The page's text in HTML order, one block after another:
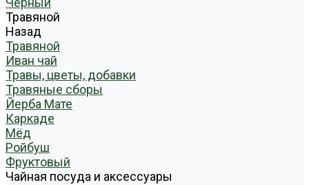
Травяной
Назад
Травяной
Иван чай
Травы, цветы, добавки
Травяные сборы
Йерба Мате
Каркаде
Мёд
Ройбуш
Фруктовый
Чайная посуда и аксессуары